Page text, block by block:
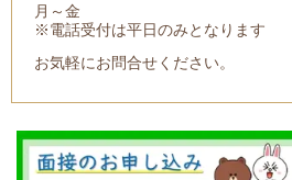
月～金
※電話受付は平日のみとなります
お気軽にお問合せください。